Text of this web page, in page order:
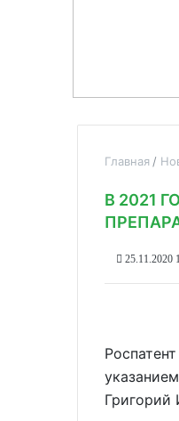
Главная
В 2021
25.11.2020
Григорий